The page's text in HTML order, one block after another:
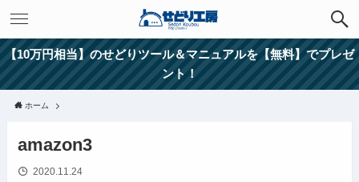
【10万円相当】のせどりツール＆マニュアルを【無料】でプレゼ
ント！
ホーム
amazon3
2020.11.24